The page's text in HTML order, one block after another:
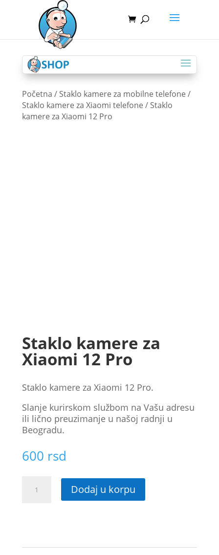
Početna / Staklo kamere za mobilne telefone /
Staklo kamere za Xiaomi telefone / Staklo
kamere za Xiaomi 12 Pro
Staklo kamere za
Xiaomi 12 Pro
Staklo kamere za Xiaomi 12 Pro.
Slanje kurirskom službom na Vašu adresu
ili lično preuzimanje u našoj radnji u
Beogradu.
600 rsd
kamere
količina
Dodaj u korpu